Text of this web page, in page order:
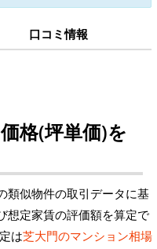
口コミ情報
格(坪単価)を
類似物件の取引データに基
想定家賃の評価額を算定で
は芝大門のマンション相場